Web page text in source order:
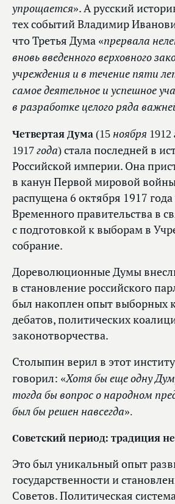
упрощается». А русский
тех событий Владимир
что Третья Дума «прервала
вновь введенного верховного
учреждения и в течение пяти
самое деятельное и успешное
в разработке целого ряда
Четвертая Дума(15 ноября
1917 года)стала последней в
Российской империи. Она
в канун Первой мировой
распущена 6 октября 1917
Временного правительства в
с подготовкой к выборам в
собрание.
Дореволюционные Думы
в становление российского
был накоплен опыт выборных
дебатов, политических
законотворчества.
Столыпин верил в этот
говорил: «Хотя бы еще одну
тогда бы вопрос о народном
был бы решен навсегда».
Советский период: традиция
Это был уникальный опыт
государственности и
Советов. Политическая